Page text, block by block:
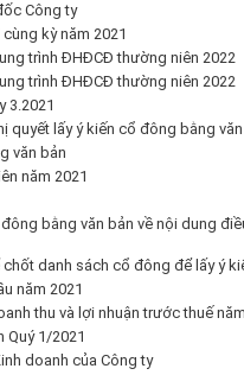
Công ty
kỳ năm 2021
trình ĐHĐCĐ thường niên 2022
trình ĐHĐCĐ thường niên 2022
3.2021
quyết lấy ý kiến cổ đông bằng
văn bản
năm 2021
bằng văn bản về nội dung
danh sách cổ đông để lấy ý
năm 2021
thu và lợi nhuận trước thuế
Quý 1/2021
doanh của Công ty